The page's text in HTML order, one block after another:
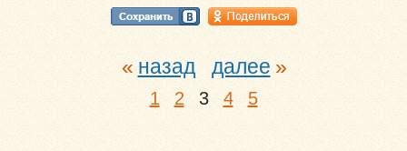
назад
1 2 3 4 5
далее